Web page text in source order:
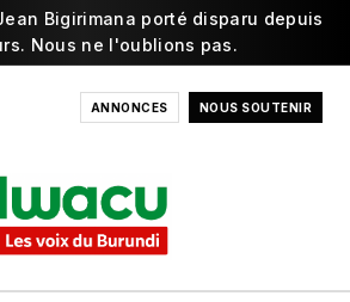
Bigirimana porté disparu depuis
Nous ne l'oublions pas.
ANNONCES NOUS SOUTENIR